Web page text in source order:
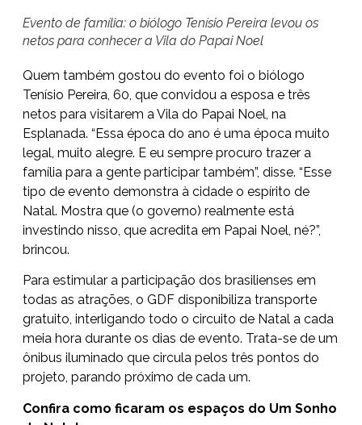
Evento de família: o biólogo Tenísio Pereira levou os
netos para conhecer a Vila do Papai Noel
Quem também gostou do evento foi o biólogo
Tenísio Pereira, 60, que convidou a esposa e três
netos para visitarem a Vila do Papai Noel, na
Esplanada. “Essa época do ano é uma época muito
legal, muito alegre. E eu sempre procuro trazer a
família para a gente participar também”, disse. “Esse
tipo de evento demonstra à cidade o espírito de
Natal. Mostra que (o governo) realmente está
investindo nisso, que acredita em Papai Noel, né?”,
brincou.
Para estimular a participação dos brasilienses em
todas as atrações, o GDF disponibiliza transporte
gratuito, interligando todo o circuito de Natal a cada
meia hora durante os dias de evento. Trata-se de um
ônibus iluminado que circula pelos três pontos do
projeto, parando próximo de cada um.
Confira como ficaram os espaços do Um Sonho